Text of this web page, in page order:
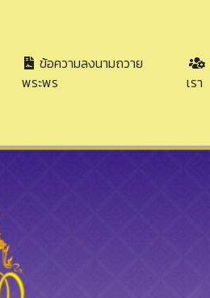
ข้อความลงนามถวาย
พระพร
เรา